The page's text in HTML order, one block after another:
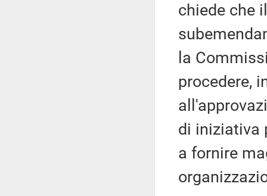
chiede che
la
procedere,
di iniziativa
a fornire